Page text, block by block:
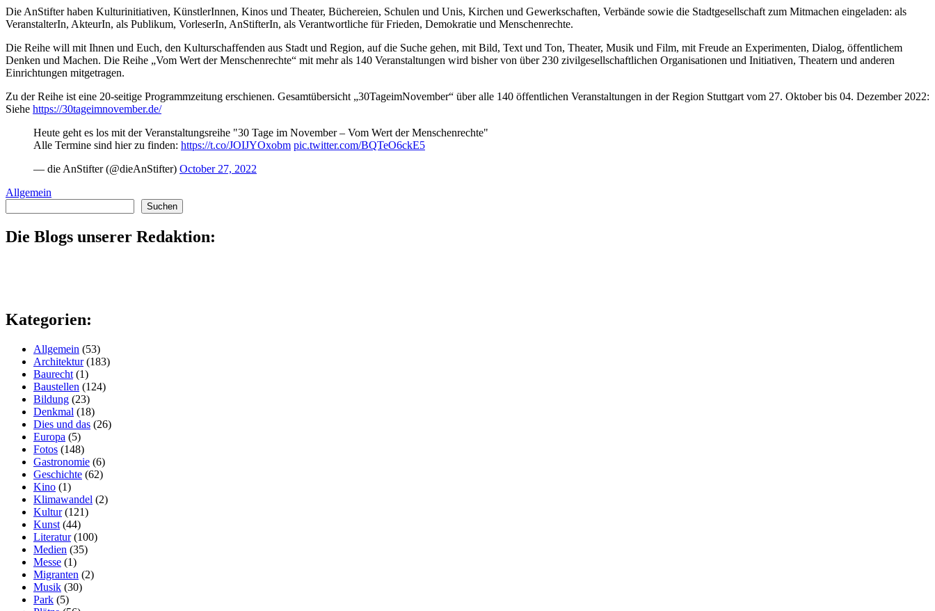
Die AnStifter haben Kulturinitiativen, KünstlerInnen, Kinos und Theater, Büchereien, Schulen und Unis, Kirchen und Gewerkschaften, Verbände sowie die Stadtgesellschaft zum Mitmachen eingeladen: als
VeranstalterIn, AkteurIn, als Publikum, VorleserIn, AnStifterIn, als Verantwortliche für Frieden, Demokratie und Menschenrechte.
Die Reihe will mit Ihnen und Euch, den Kulturschaffenden aus Stadt und Region, auf die Suche gehen, mit Bild, Text und Ton, Theater, Musik und Film, mit Freude an Experimenten, Dialog, öffentlichem
Denken und Machen. Die Reihe „Vom Wert der Menschenrechte“ mit mehr als 140 Veranstaltungen wird bisher von über 230 zivilgesellschaftlichen Organisationen und Initiativen, Theatern und anderen
Einrichtungen mitgetragen.
Zu der Reihe ist eine 20-seitige Programmzeitung erschienen. Gesamtübersicht „30TageimNovember“ über alle 140 öffentlichen Veranstaltungen in der Region Stuttgart vom 27. Oktober bis 04. Dezember 2022:
Siehe https://30tageimnovember.de/
Heute geht es los mit der Veranstaltungsreihe "30 Tage im November – Vom Wert der Menschenrechte"
Alle Termine sind hier zu finden: https://t.co/JOIJYOxobm pic.twitter.com/BQTeO6ckE5
— die AnStifter (@dieAnStifter) October 27, 2022
Allgemein
Suchen
Die Blogs unserer Redaktion:
Kategorien:
Allgemein (53)
Architektur(183)
Baurecht (1)
Baustellen (124)
Bildung (23)
Denkmal (18)
Dies und das (26)
Europa (5)
Fotos (148)
Gastronomie (6)
Geschichte (62)
Kino (1)
Klimawandel (2)
Kultur(121)
Kunst (44)
Literatur(100)
Medien (35)
Messe (1)
Migranten (2)
Musik (30)
Park (5)